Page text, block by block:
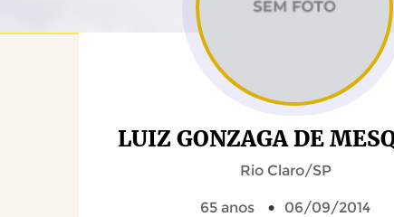
LUIZ GONZAGA DE
Rio Claro/SP
65 anos 06/09/2014